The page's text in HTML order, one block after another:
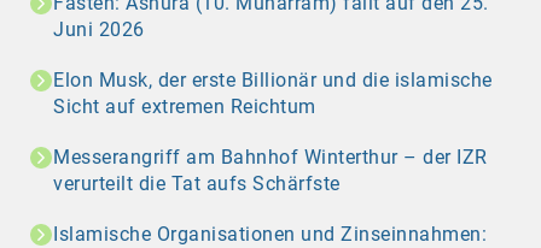
Juni 2026
Elon Musk, der erste Billionär und die islamische
Sicht auf extremen Reichtum
Messerangriff am Bahnhof Winterthur – der IZR
verurteilt die Tat aufs Schärfste
Islamische Organisationen und Zinseinnahmen: